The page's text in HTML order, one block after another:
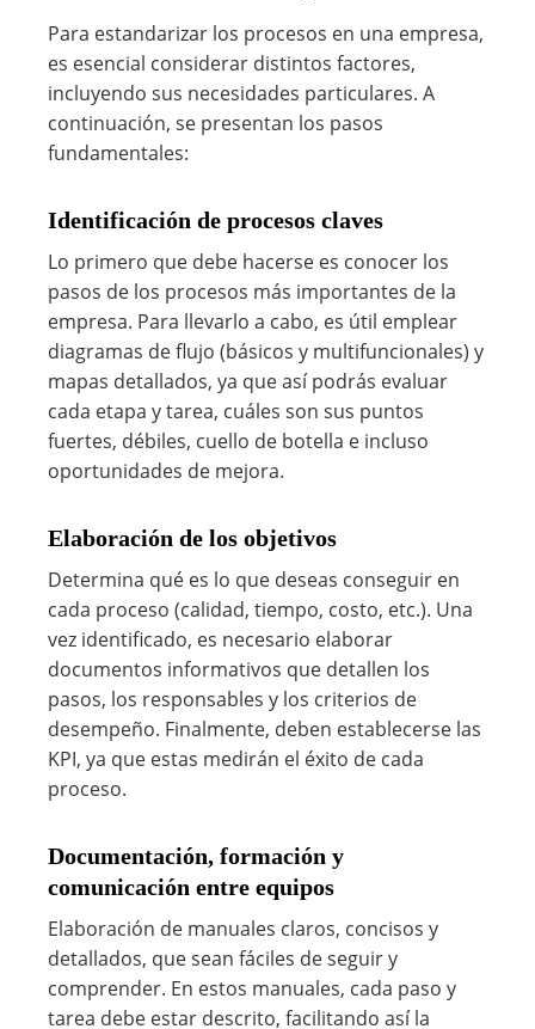
Para estandarizar los procesos en una empresa,
es esencial considerar distintos factores,
incluyendo sus necesidades particulares. A
continuación, se presentan los pasos
fundamentales:
Identificación de procesos claves
Lo primero que debe hacerse es conocer los
pasos de los procesos más importantes de la
empresa. Para llevarlo a cabo, es útil emplear
diagramas de flujo (básicos y multifuncionales) y
mapas detallados, ya que así podrás evaluar
cada etapa y tarea, cuáles son sus puntos
fuertes, débiles, cuello de botella e incluso
oportunidades de mejora.
Elaboración de los objetivos
Determina qué es lo que deseas conseguir en
cada proceso (calidad, tiempo, costo, etc.). Una
vez identificado, es necesario elaborar
documentos informativos que detallen los
pasos, los responsables y los criterios de
desempeño. Finalmente, deben establecerse las
KPI, ya que estas medirán el éxito de cada
proceso.
Documentación, formación y
comunicación entre equipos
Elaboración de manuales claros, concisos y
detallados, que sean fáciles de seguir y
comprender. En estos manuales, cada paso y
tarea debe estar descrito, facilitando así la